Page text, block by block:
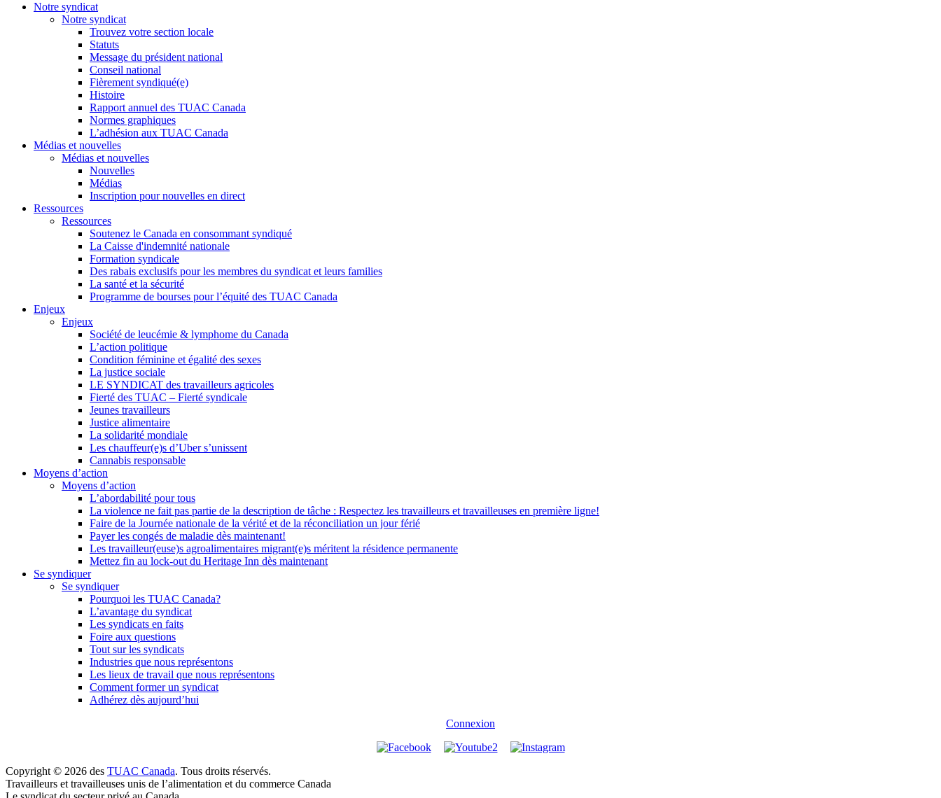
Notre syndicat
Notre syndicat
Trouvez votre section locale
Statuts
Message du président national
Conseil national
Fièrement syndiqué(e)
Histoire
Rapport annuel des TUAC Canada
Normes graphiques
L’adhésion aux TUAC Canada
Médias et nouvelles
Médias et nouvelles
Nouvelles
Médias
Inscription pour nouvelles en direct
Ressources
Ressources
Soutenez le Canada en consommant syndiqué
La Caisse d'indemnité nationale
Formation syndicale
Des rabais exclusifs pour les membres du syndicat et leurs families
La santé et la sécurité
Programme de bourses pour l’équité des TUAC Canada
Enjeux
Enjeux
Société de leucémie & lymphome du Canada
L’action politique
Condition féminine et égalité des sexes
La justice sociale
LE SYNDICAT des travailleurs agricoles
Fierté des TUAC – Fierté syndicale
Jeunes travailleurs
Justice alimentaire
La solidarité mondiale
Les chauffeur(e)s d’Uber s’unissent
Cannabis responsable
Moyens d’action
Moyens d’action
L’abordabilité pour tous
La violence ne fait pas partie de la description de tâche : Respectez les travailleurs et travailleuses en première ligne!
Faire de la Journée nationale de la vérité et de la réconciliation un jour férié
Payer les congés de maladie dès maintenant!
Les travailleur(euse)s agroalimentaires migrant(e)s méritent la résidence permanente
Mettez fin au lock-out du Heritage Inn dès maintenant
Se syndiquer
Se syndiquer
Pourquoi les TUAC Canada?
L’avantage du syndicat
Les syndicats en faits
Foire aux questions
Tout sur les syndicats
Industries que nous représentons
Les lieux de travail que nous représentons
Comment former un syndicat
Adhérez dès aujourd’hui
Connexion
Copyright © 2026 des TUAC Canada. Tous droits réservés.
Travailleurs et travailleuses unis de l’alimentation et du commerce Canada